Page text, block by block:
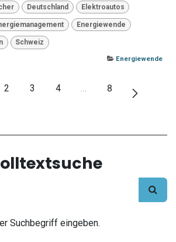
Deutschland Elektroautos
Energiewende
Schweiz
Energiewende
2 3 4 8
Suchbegriff eingeben.